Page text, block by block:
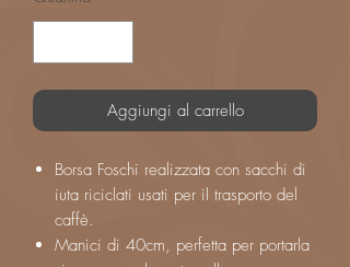
Aggiungi al carrello
Borsa Foschi realizzata con sacchi di
iuta riciclati usati per il trasporto del
caffè.
Manici di 40cm, perfetta per portarla